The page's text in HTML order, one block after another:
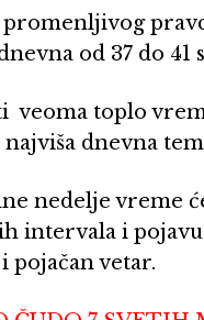
od 37 do 41
veoma toplo
najviša dnevna
nedelje vreme
intervala i
pojačan vetar.